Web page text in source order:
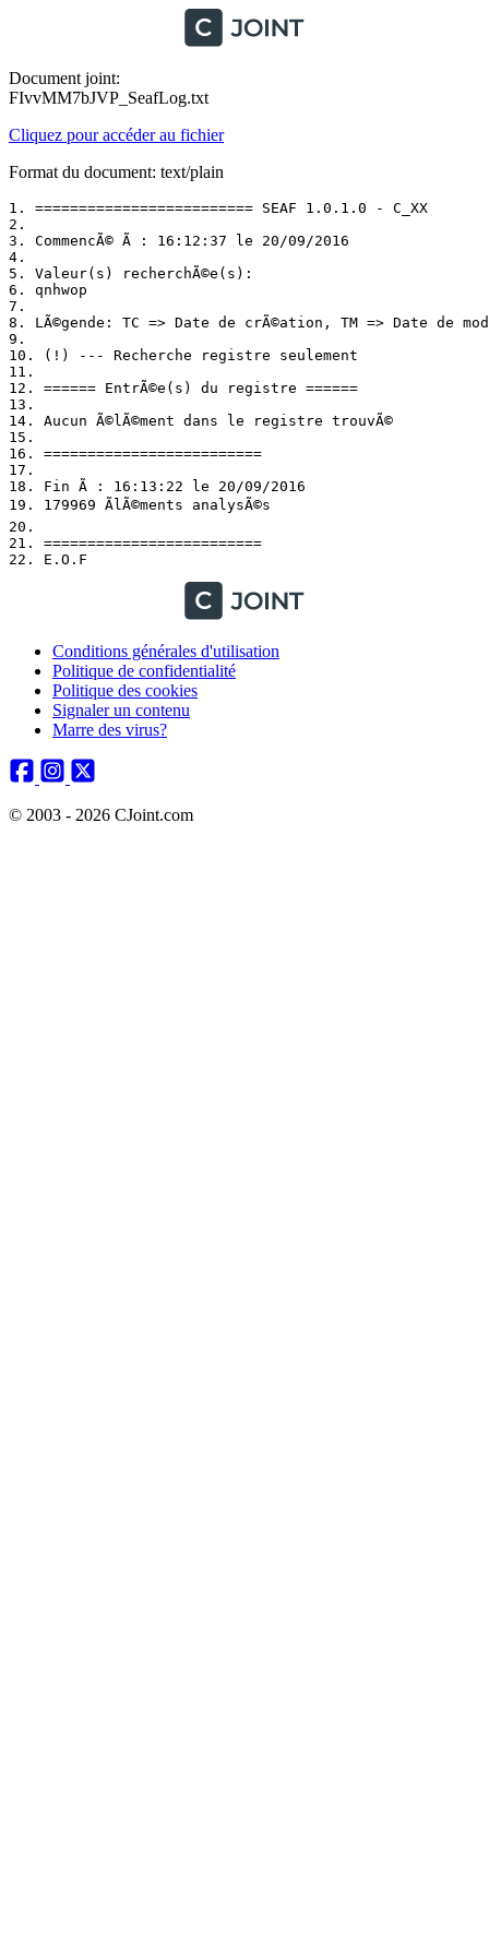
Document joint:
FIvvMM7bJVP_SeafLog.txt
Cliquez pour accéder au fichier
Format du document: text/plain
1. ========================= SEAF 1.0.1.0 - C_XX
2.
3. CommencÃ© Ã : 16:12:37 le 20/09/2016
4.
5. Valeur(s) recherchÃ©e(s):
6. qnhwop
7.
8. LÃ©gende: TC => Date de crÃ©ation, TM => Date de
9.
10. (!) --- Recherche registre seulement
11.
12. ====== EntrÃ©e(s) du registre ======
13.
14. Aucun Ã©lÃ©ment dans le registre trouvÃ©
15.
16. =========================
17.
18. Fin Ã : 16:13:22 le 20/09/2016
19. 179969 ÃlÃ©ments analysÃ©s
20.
21. =========================
Conditions générales d'utilisation
Politique de confidentialité
Politique des cookies
Signaler un contenu
Marre des virus?
© 2003 - 2026 CJoint.com